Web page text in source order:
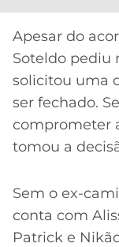
Apesar do
Soteldo pediu
solicitou uma
ser fechado.
comprometer
tomou a
Sem o ex-
conta com
Patrick e